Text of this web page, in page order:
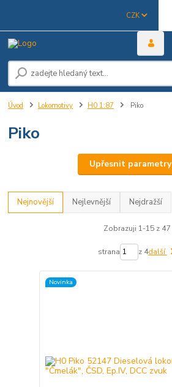
CZK
Úvod Lokomotivy H0 1:87 Piko
Piko
Upřesnit parametry
Nejnovější Nejlevnější Nejdražší
Zobrazuji 1-15 z 47
strana z 4další
Novinka